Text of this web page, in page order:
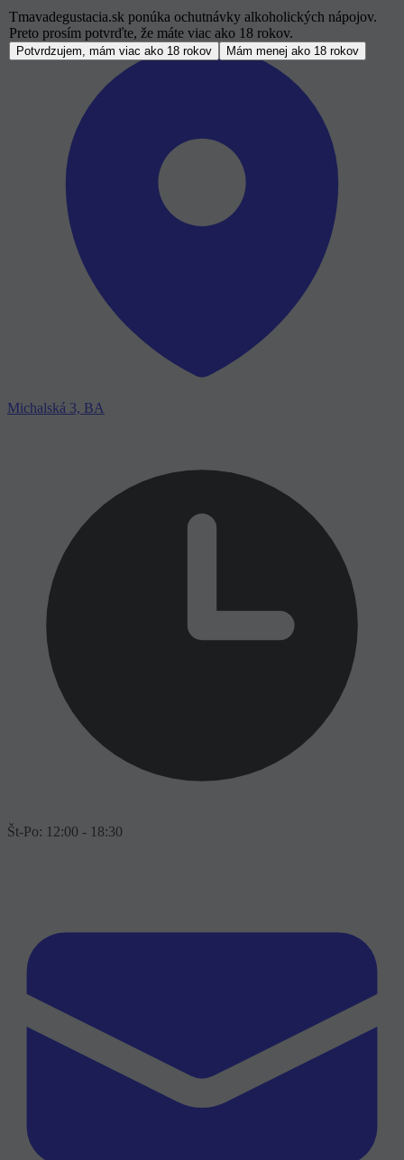
Tmavadegustacia.sk ponúka ochutnávky alkoholických nápojov.
Preto prosím potvrďte, že máte viac ako 18 rokov.
Potvrdzujem, mám viac ako 18 rokov Mám menej ako 18 rokov
Michalská 3, BA
Št-Po: 12:00 - 18:30